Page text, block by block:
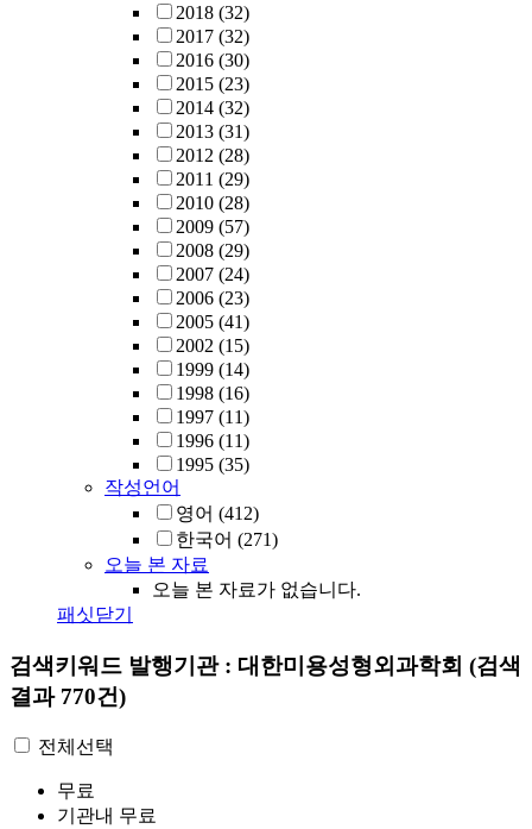
2018 (32)
2017 (32)
2016 (30)
2015 (23)
2014 (32)
2013 (31)
2012 (28)
2011 (29)
2010 (28)
2009 (57)
2008 (29)
2007 (24)
2006 (23)
2005 (41)
2002 (15)
1999 (14)
1998 (16)
1997 (11)
1996 (11)
1995 (35)
작성언어
영어 (412)
한국어 (271)
오늘 본 자료
오늘 본 자료가 없습니다.
패싯닫기
검색키워드 발행기관 : 대한미용성형외과학회 (검색
결과 770건)
전체선택
무료
기관내 무료